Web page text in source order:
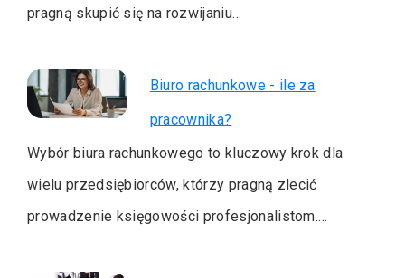
pragną skupić się na rozwijaniu…
Biuro rachunkowe - ile za
pracownika?
Wybór biura rachunkowego to kluczowy krok dla
wielu przedsiębiorców, którzy pragną zlecić
prowadzenie księgowości profesjonalistom.…